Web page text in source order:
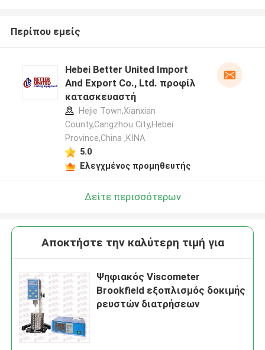
Περίπου εμείς
Hebei Better United Import
And Export Co., Ltd. προφίλ
κατασκευαστή
Hejie Town,Xianxian
County,Cangzhou City,Hebei
Province,China ,ΚΙΝΑ
5.0
Ελεγχμένος προμηθευτής
Δείτε περισσότερων
Αποκτήστε την καλύτερη τιμή για
Ψηφιακός Viscometer
Brookfield εξοπλισμός δοκιμής
ρευστών διατρήσεων